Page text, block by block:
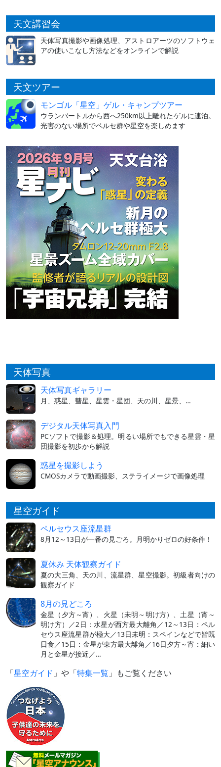
天文講習会
天体写真撮影や画像処理、アストロアーツのソフトウェ
アの使いこなし方法などをオンラインで解説
天文ツアー
モンゴル「星空」ゲル・キャンプツアー
ウランバートルから西へ250km以上離れたゲルに連泊。
光害のない場所でペルセ群や星空を楽しめます
天体写真
天体写真ギャラリー
月、惑星、彗星、星雲・星団、天の川、星景、…
デジタル天体写真入門
PCソフトで撮影＆処理。明るい場所でもできる星雲・星
団撮影を初歩から解説
惑星を撮影しよう
CMOSカメラで動画撮影、ステライメージで画像処理
星空ガイド
ペルセウス座流星群
8月12～13日が一番の見ごろ。月明かりゼロの好条件！
夏休み 天体観察ガイド
夏の大三角、天の川、流星群、星空撮影。初級者向けの
観察ガイド
8月の見どころ
金星（夕方～宵）、火星（未明～明け方）、土星（宵～
明け方）／2日：水星が西方最大離角／12～13日：ペル
セウス座流星群が極大／13日未明：スペインなどで皆既
日食／15日：金星が東方最大離角／16日夕方～宵：細い
月と金星が接近／…
「星空ガイド 」や「特集一覧 」もご覧ください